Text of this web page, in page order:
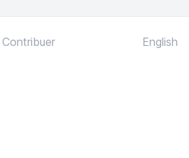
Contribuer English